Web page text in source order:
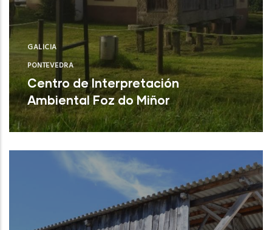
GALICIA
PONTEVEDRA
Centro de Interpretación
Ambiental Foz do Miñor
Baiona (Pontevedra)